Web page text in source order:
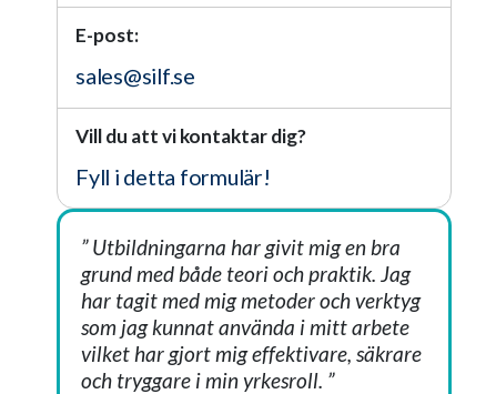
E-post:
sales@silf.se
Vill du att vi kontaktar dig?
Fyll i detta formulär!
” Utbildningarna har givit mig en bra
grund med både teori och praktik. Jag
har tagit med mig metoder och verktyg
som jag kunnat använda i mitt arbete
vilket har gjort mig effektivare, säkrare
och tryggare i min yrkesroll. ”